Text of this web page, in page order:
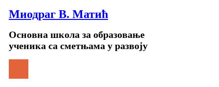
Миодраг В. Матић
Основна школа за образовање
ученика са сметњама у развоју